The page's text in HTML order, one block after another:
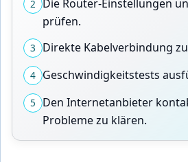
2
Die Router-Einstellungen
prüfen.
3 Direkte Kabelverbindung
4 Geschwindigkeitstests
5
Den Internetanbieter
Probleme zu klären.